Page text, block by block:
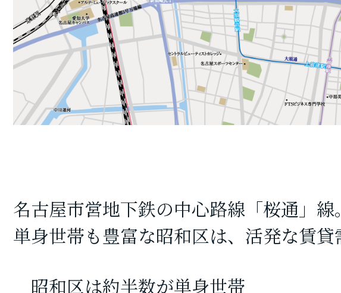
名古屋市営地下鉄の中心路線「桜通」線。
単身世帯も豊富な昭和区は、活発な賃貸
昭和区は約半数が単身世帯